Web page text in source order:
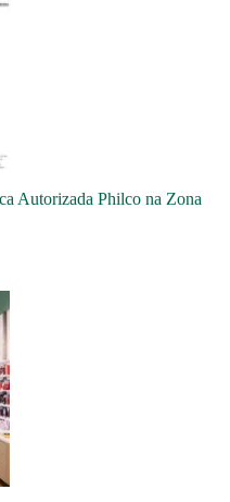
Autorizada Philco na Zona